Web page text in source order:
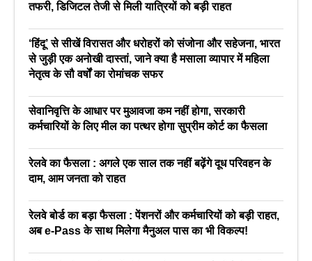
तफरी, डिजिटल तेजी से मिली यात्रियों को बड़ी राहत
‘हिंदू’ से सीखें विरासत और धरोहरों को संजोना और सहेजना, भारत
से जुड़ी एक अनोखी दास्तां, जाने क्या है मसाला व्यापार में महिला
नेतृत्व के सौ वर्षों का रोमांचक सफर
सेवानिवृत्ति के आधार पर मुआवजा कम नहीं होगा, सरकारी
कर्मचारियों के लिए मील का पत्थर होगा सुप्रीम कोर्ट का फैसला
रेलवे का फैसला : अगले एक साल तक नहीं बढ़ेंगे दूध परिवहन के
दाम, आम जनता को राहत
रेलवे बोर्ड का बड़ा फैसला : पेंशनरों और कर्मचारियों को बड़ी राहत,
अब e-Pass के साथ मिलेगा मैनुअल पास का भी विकल्प!